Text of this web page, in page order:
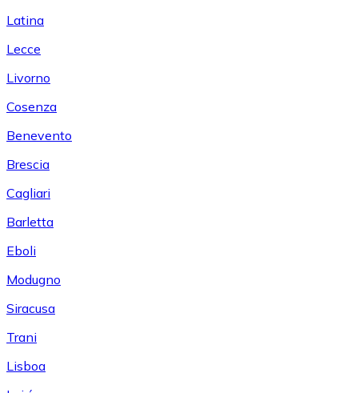
Latina
Lecce
Livorno
Cosenza
Benevento
Brescia
Cagliari
Barletta
Eboli
Modugno
Siracusa
Trani
Lisboa